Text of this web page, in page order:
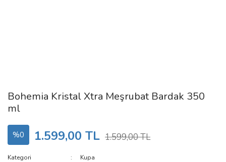
Bohemia Kristal Xtra Meşrubat Bardak 350
ml
%0 1.599,00 TL 1.599,00 TL
Kategori
Kupa